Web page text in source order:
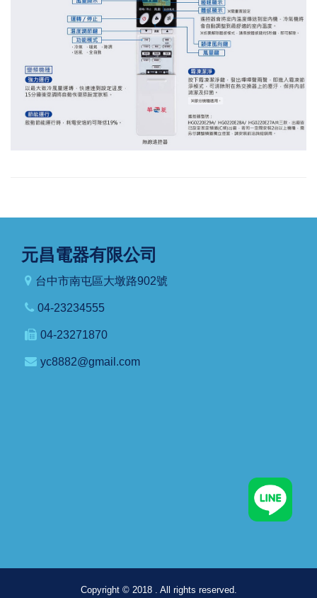
元昌電器有限公司
台中市南屯區大墩路902號
04-23234555
04-23271870
yc8882@gmail.com
Copyright © 2018 . All rights reserved.